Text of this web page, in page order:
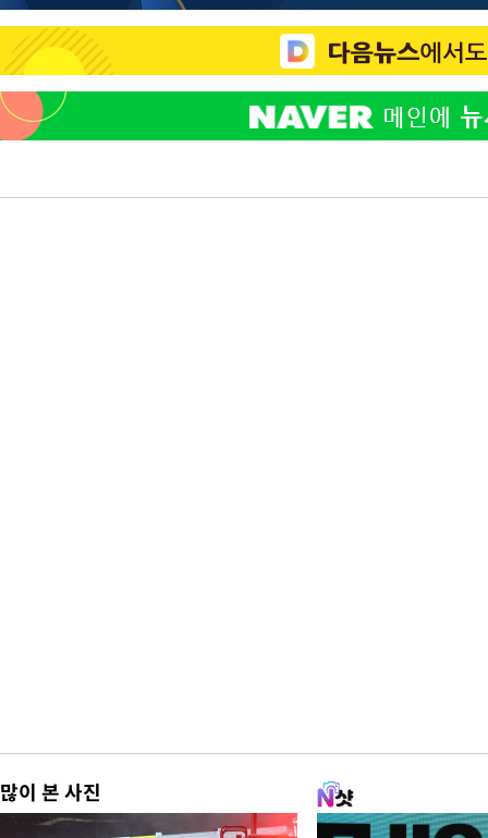
많이 본 사진